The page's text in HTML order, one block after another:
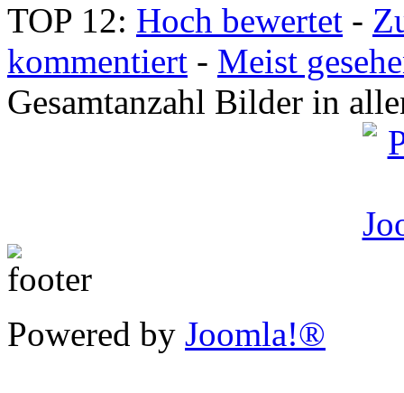
TOP 12: Hoch bewertet -
kommentiert - Meist
Gesamtanzahl Bilder in
Powered by Joomla!®